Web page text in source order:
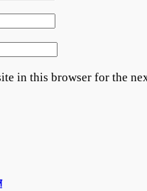
in this browser for the